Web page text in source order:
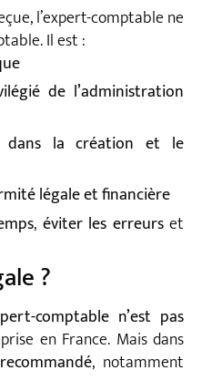
l’expert-comptable ne
Il est :
de l’administration
dans la création et le
légale et financière
, éviter les erreurset
?
comptable n’est pas
en France. Mais dans
, notamment